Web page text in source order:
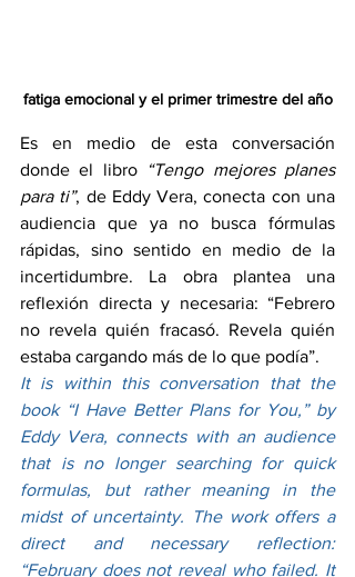
fatiga emocional y el primer trimestre del año
Es en medio de esta conversación
donde el libro
“Tengo mejores planes
para ti”, de Eddy Vera, conecta con una
audiencia que ya no busca fórmulas
rápidas, sino sentido en medio de la
incertidumbre. La obra plantea una
reflexión directa y necesaria: “Febrero
no revela quién fracasó. Revela quién
estaba cargando más de lo que podía”.
It is within this conversation that the
book “I Have Better Plans for You,” by
Eddy Vera, connects with an audience
that is no longer searching for quick
formulas, but rather meaning in the
midst of uncertainty. The work offers a
direct and necessary reflection:
“February does not reveal who failed. It